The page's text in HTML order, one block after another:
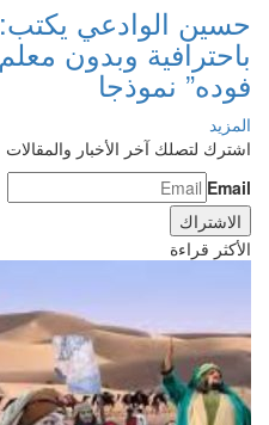
حسين الوادعي
باحترافية وبدون
فوده” نموذجا
المزيد
اشترك لتصلك آخر الأخبار والمقالات
Email
الأكثر قراءة